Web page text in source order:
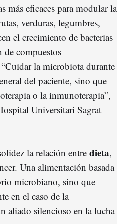
más eficaces para modular la
verduras, legumbres,
el crecimiento de bacterias
de compuestos
la microbiota durante
del paciente, sino que
o la inmunoterapia”,
Universitari Sagrat
la relación entre dieta,
Una alimentación basada
microbiano, sino que
en el caso de la
aliado silencioso en la lucha